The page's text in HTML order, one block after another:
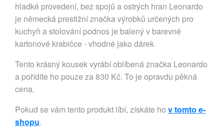
hladké provedení, bez spojů a ostrých hran Leonardo
je německá prestižní značka výrobků určených pro
kuchyň a stolování podnos je balený v barevné
kartonové krabičce - vhodné jako dárek
Tento krásný kousek vyrábí oblíbená značka Leonardo
a pořídíte ho pouze za 830 Kč. To je opravdu pěkná
cena.
Pokud se vám tento produkt líbí, získáte ho v tomto e-
shopu.